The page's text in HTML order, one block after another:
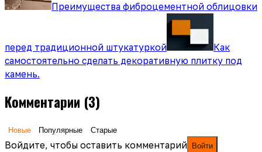
Преимущества фиброцементной облицовки
перед традиционной штукатуркой
Как
самостоятельно сделать декоративную плитку под
камень.
Комментарии (3)
Новые Популярные Старые
Войдите, чтобы оставить комментарий Войти